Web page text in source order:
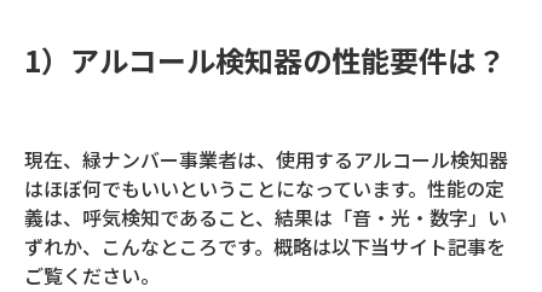
1）アルコール検知器の性能要件は？
現在、緑ナンバー事業者は、使用するアルコール検知器
はほぼ何でもいいということになっています。性能の定
義は、呼気検知であること、結果は「音・光・数字」い
ずれか、こんなところです。概略は以下当サイト記事を
ご覧ください。